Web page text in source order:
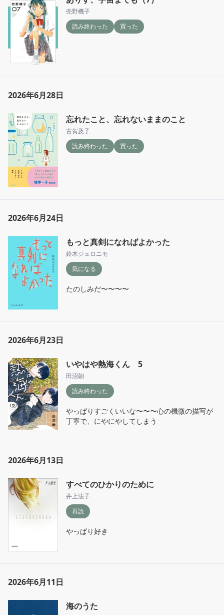
売野機子
読み終わった
買った
2026年6月28日
忘れたこと、忘れないままのこと
古賀及子
読み終わった
買った
2026年6月24日
もっと真剣になればよかった
鈴木ジェロニモ
気になる
たのしみだ〜〜〜〜
2026年6月23日
いやはや熱海くん 5
田沼朝
読み終わった
やっぱりすごくいいな〜〜〜心の機微の描写が
丁寧で、にやにやしてしまう
2026年6月13日
すべてのひかりのために
井上法子
再読
やっぱり好き
2026年6月11日
海のうた